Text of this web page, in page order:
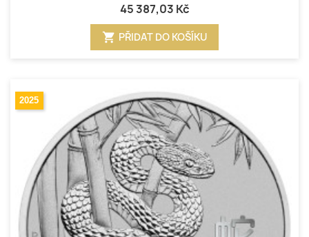
45 387,03 Kč
shopping_cart PŘIDAT DO KOŠÍKU
2025